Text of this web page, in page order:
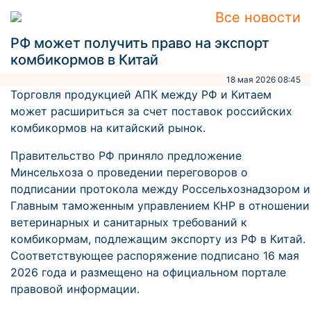
Все новости
РФ может получить право на экспорт
комбикормов в Китай
18 мая 2026 08:45
Торговля продукцией АПК между РФ и Китаем
может расшириться за счет поставок российских
комбикормов на китайский рынок.
Правительство РФ приняло предложение
Минсельхоза о проведении переговоров о
подписании протокола между Россельхознадзором и
Главным таможенным управлением КНР в отношении
ветеринарных и санитарных требований к
комбикормам, подлежащим экспорту из РФ в Китай.
Соответствующее распоряжение подписано 16 мая
2026 года и размещено на официальном портале
правовой информации.